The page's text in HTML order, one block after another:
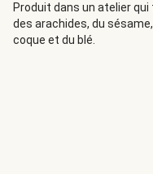
d'été. Présentez tous
table, afin que tout le
sa guise.
Produit dans un atelier
des arachides, du
coque et du blé.